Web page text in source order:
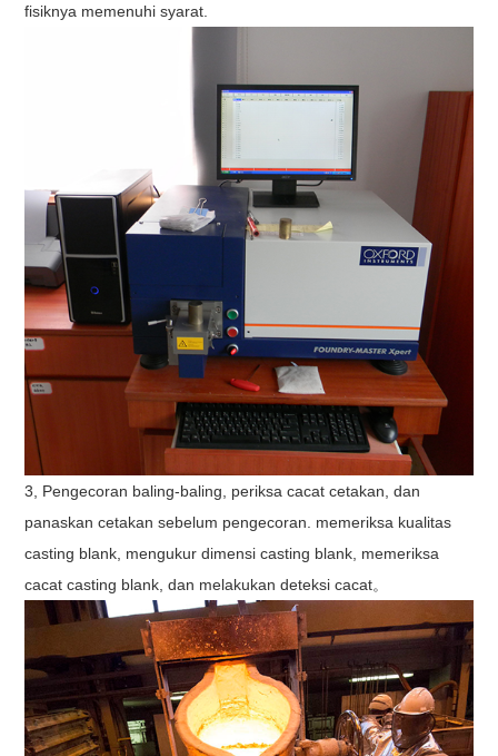
fisiknya memenuhi syarat.
3, Pengecoran baling-baling, periksa cacat cetakan, dan
panaskan cetakan sebelum pengecoran. memeriksa kualitas
casting blank, mengukur dimensi casting blank, memeriksa
cacat casting blank, dan melakukan deteksi cacat。